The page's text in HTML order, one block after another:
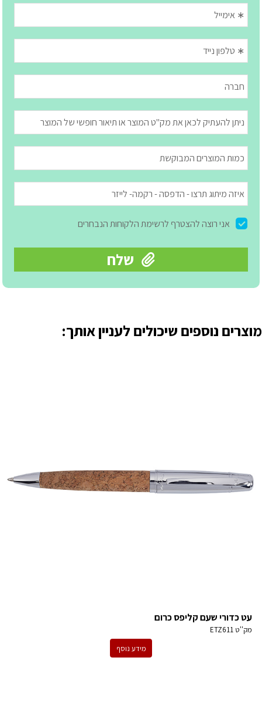
מוצרים נוספים שיכולים לעניין אותך:
עט כדורי שעם קליפס כרום
מק''טETZ611
מידע נוסף